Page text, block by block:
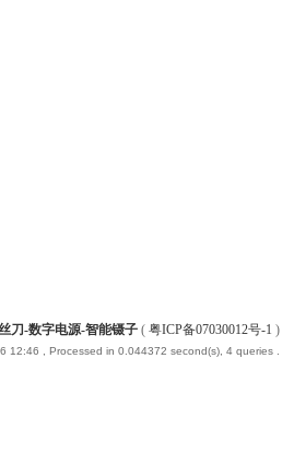
刀-数字电源-智能镊子( 粤ICP备07030012号-1 )
12:46 , Processed in 0.044372 second(s), 4 queries .